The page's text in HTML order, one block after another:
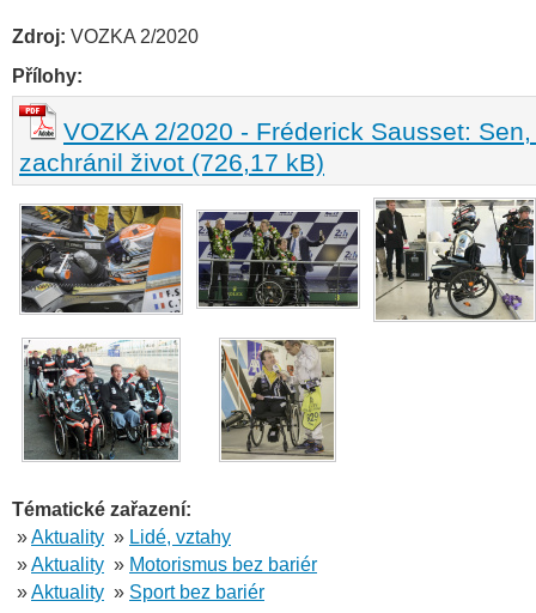
Zdroj: VOZKA 2/2020
Přílohy:
VOZKA 2/2020 - Fréderick Sausset:
zachránil život (726,17 kB)
Tématické zařazení:
»Aktuality » Lidé, vztahy
»Aktuality » Motorismus bez bariér
»Aktuality » Sport bez bariér